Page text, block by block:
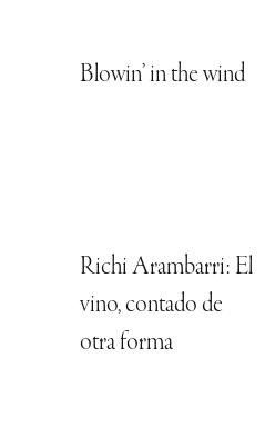
Blowin’ in the wind
Richi Arambarri: El
vino, contado de
otra forma